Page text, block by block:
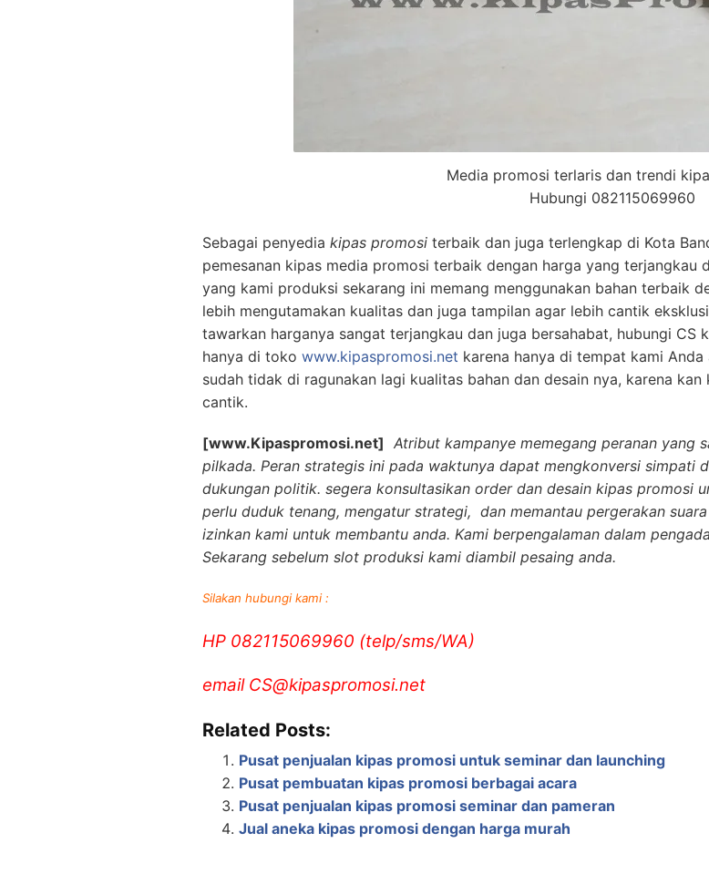
Media promosi terlaris dan trendi
Hubungi 082115069960
Sebagai penyedia kipas promosi terbaik dan juga terlengkap di Kota
pemesanan kipas media promosi terbaik dengan harga yang terjangkau
yang kami produksi sekarang ini memang menggunakan bahan terbaik
lebih mengutamakan kualitas dan juga tampilan agar lebih cantik
tawarkan harganya sangat terjangkau dan juga bersahabat, hubungi CS
hanya di toko www.kipaspromosi.net karena hanya di tempat kami
sudah tidak di ragunakan lagi kualitas bahan dan desain nya, karena
cantik.
[www.Kipaspromosi.net] Atribut kampanye memegang peranan yang
pilkada. Peran strategis ini pada waktunya dapat mengkonversi simpati
dukungan politik. segera konsultasikan order dan desain kipas promosi
perlu duduk tenang, mengatur strategi, dan memantau pergerakan
izinkan kami untuk membantu anda. Kami berpengalaman dalam
Sekarang sebelum slot produksi kami diambil pesaing anda.
Silakan hubungi kami :
HP 082115069960 (telp/sms/WA)
email CS@kipaspromosi.net
Related Posts:
Pusat penjualan kipas promosi untuk seminar dan launching
Pusat pembuatan kipas promosi berbagai acara
Pusat penjualan kipas promosi seminar dan pameran
Jual aneka kipas promosi dengan harga murah